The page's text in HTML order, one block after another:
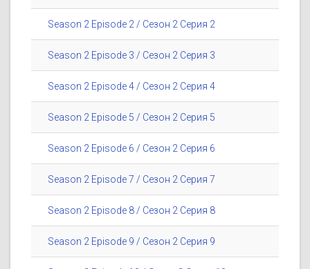
Season 2 Episode 2 / Сезон 2 Серия 2
Season 2 Episode 3 / Сезон 2 Серия 3
Season 2 Episode 4 / Сезон 2 Серия 4
Season 2 Episode 5 / Сезон 2 Серия 5
Season 2 Episode 6 / Сезон 2 Серия 6
Season 2 Episode 7 / Сезон 2 Серия 7
Season 2 Episode 8 / Сезон 2 Серия 8
Season 2 Episode 9 / Сезон 2 Серия 9